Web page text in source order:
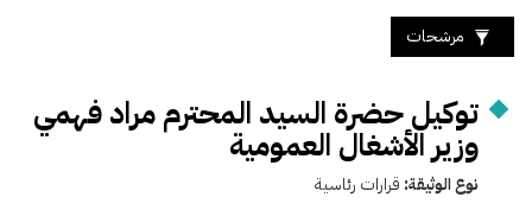
مرشحات
توكيل حضرة السيد المحترم مراد فهمي
وزير الأشغال العمومية
نوع الوثيقة: قرارات رئاسية